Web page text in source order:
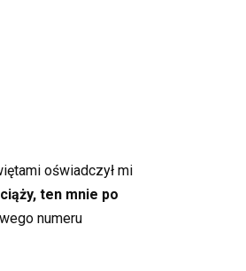
oświadczył mi
ten mnie po
numeru